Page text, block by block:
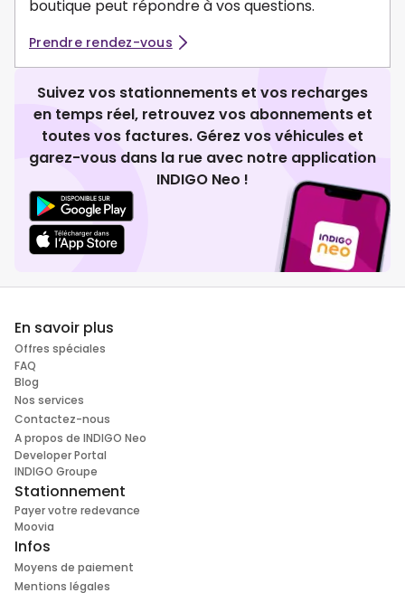
boutique peut répondre à vos questions.
Prendre rendez-vous
Suivez vos stationnements et vos recharges
en temps réel, retrouvez vos abonnements et
toutes vos factures. Gérez vos véhicules et
garez-vous dans la rue avec notre application
INDIGO Neo !
En savoir plus
Offres spéciales
FAQ
Blog
Nos services
Contactez-nous
A propos de INDIGO Neo
Developer Portal
INDIGO Groupe
Stationnement
Payer votre redevance
Moovia
Infos
Moyens de paiement
Mentions légales